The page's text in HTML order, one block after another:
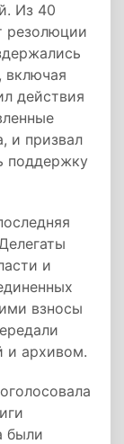
Из 40
резолюции
включая
действия
и призвал
поддержку
и
взносы
и архивом.
были